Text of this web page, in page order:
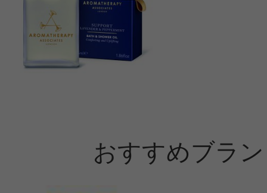
おすすめブラ